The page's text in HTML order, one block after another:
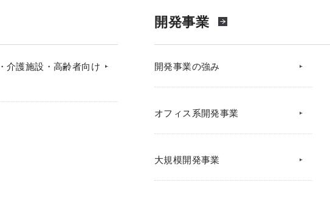
介護施設・高齢者向け
開発事業
開発事業の強み
オフィス系開発事業
大規模開発事業